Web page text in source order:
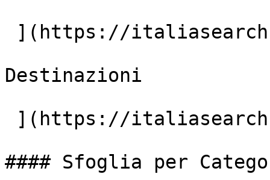
Destinazioni
#### Sfoglia per